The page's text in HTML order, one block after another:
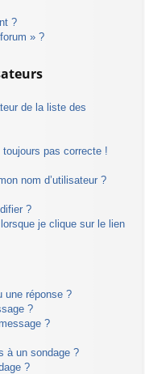
?
» ?
de la liste des
toujours pas correcte !
nom d’utilisateur ?
?
je clique sur le lien
une réponse ?
?
?
à un sondage ?
?